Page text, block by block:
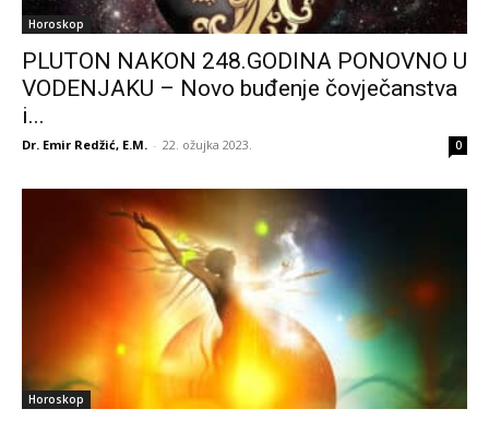
Horoskop
PLUTON NAKON 248.GODINA PONOVNO U
VODENJAKU – Novo buđenje čovječanstva
i...
Dr. Emir Redžić, E.M. - 22. ožujka 2023. 0
Horoskop